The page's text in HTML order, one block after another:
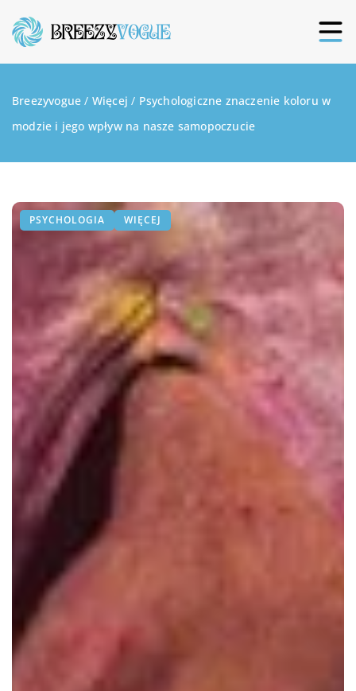
Breezyvogue / Więcej / Psychologiczne znaczenie koloru w
modzie i jego wpływ na nasze samopoczucie
PSYCHOLOGIA WIĘCEJ